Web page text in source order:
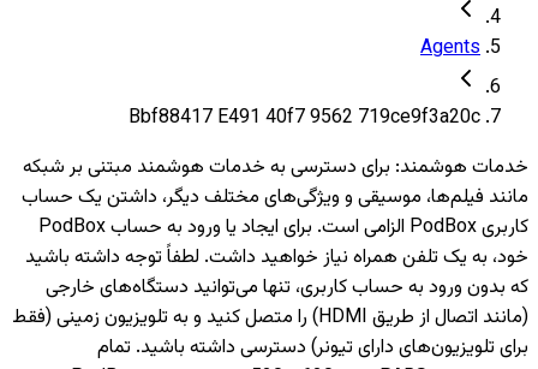
Agents
Bbf88417 E491 40f7 9562 719ce9f3a20c
خدمات هوشمند: برای دسترسی به خدمات هوشمند مبتنی بر شبکه
مانند فیلم‌ها، موسیقی و ویژگی‌های مختلف دیگر، داشتن یک حساب
کاربری PodBox الزامی است. برای ایجاد یا ورود به حساب PodBox
خود، به یک تلفن همراه نیاز خواهید داشت. لطفاً توجه داشته باشید
که بدون ورود به حساب کاربری، تنها می‌توانید دستگاه‌های خارجی
(مانند اتصال از طریق HDMI) را متصل کنید و به تلویزیون‌ زمینی (فقط
برای تلویزیون‌های دارای تیونر) دسترسی داشته باشید. تمام